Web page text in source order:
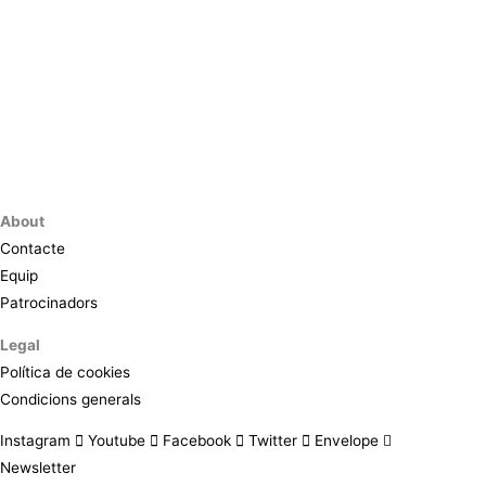
About
Contacte
Equip
Patrocinadors
Legal
Política de cookies
Condicions generals
Instagram Youtube Facebook Twitter
Envelope
Newsletter